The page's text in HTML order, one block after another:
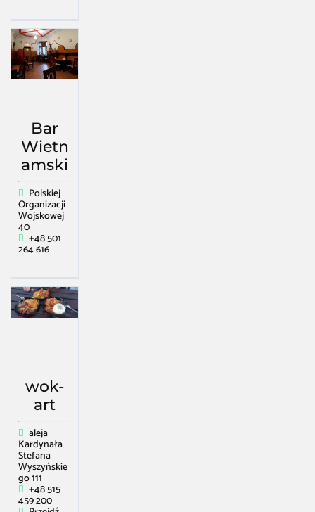
Bar
Wietn
amski
Polskiej
Organizacji
Wojskowej
40
+48 501
264 616
wok-
art
aleja
Kardynała
Stefana
Wyszyńskie
go 111
+48 515
459 200